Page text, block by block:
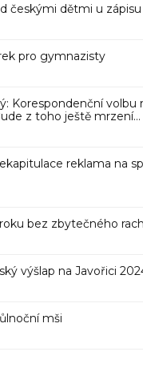
českými dětmi u zápisu
pro gymnazisty
Korespondenční volbu
z toho ještě mrzení…
reklama na
bez zbytečného
výšlap na Javořici
mši